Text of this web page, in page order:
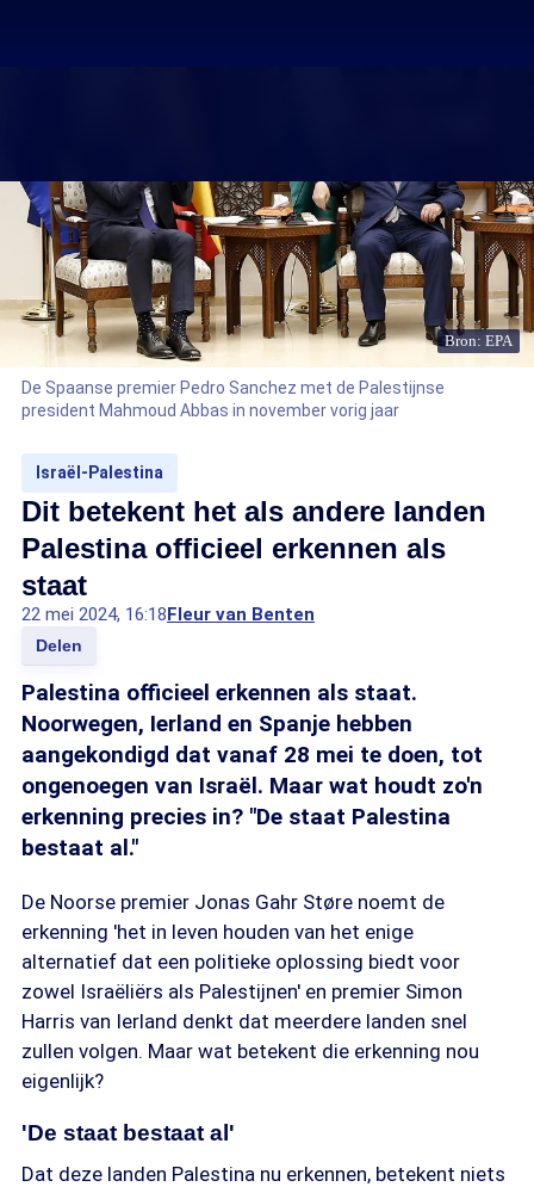
Bron: EPA
De Spaanse premier Pedro Sanchez met de Palestijnse
president Mahmoud Abbas in november vorig jaar
Israël-Palestina
Dit betekent het als andere landen
Palestina officieel erkennen als
staat
22 mei 2024, 16:18Fleur van Benten
Delen
Palestina officieel erkennen als staat.
Noorwegen, Ierland en Spanje hebben
aangekondigd dat vanaf 28 mei te doen, tot
ongenoegen van Israël. Maar wat houdt zo'n
erkenning precies in? "De staat Palestina
bestaat al."
De Noorse premier Jonas Gahr Støre noemt de
erkenning 'het in leven houden van het enige
alternatief dat een politieke oplossing biedt voor
zowel Israëliërs als Palestijnen' en premier Simon
Harris van Ierland denkt dat meerdere landen snel
zullen volgen. Maar wat betekent die erkenning nou
eigenlijk?
'De staat bestaat al'
Dat deze landen Palestina nu erkennen, betekent niets